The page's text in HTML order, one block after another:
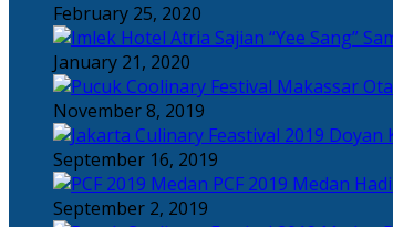
February 25, 2020
Sajian “Yee Sang”
January 21, 2020
November 8, 2019
Doyan
September 16, 2019
PCF 2019 Medan
September 2, 2019